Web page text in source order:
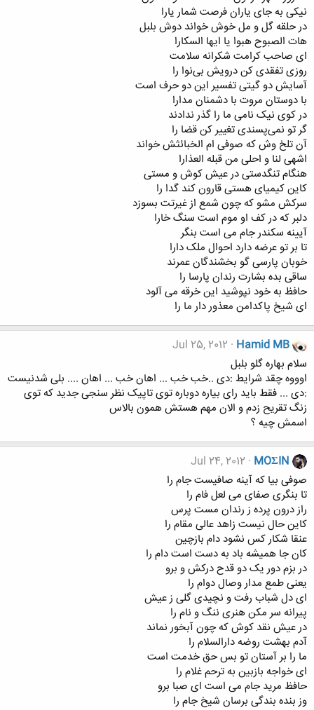
نیکی به جای یاران فرصت شمار یارا
در حلقه گل و مل خوش خواند دوش بلبل
هات الصبوح هبوا یا ایها السکارا
ای صاحب کرامت شکرانه سلامت
روزی تفقدی کن درویش بی‌نوا را
آسایش دو گیتی تفسیر این دو حرف است
با دوستان مروت با دشمنان مدارا
در کوی نیک نامی ما را گذر ندادند
گر تو نمی‌پسندی تغییر کن قضا را
آن تلخ وش که صوفی ام الخبائثش خواند
اشهی لنا و احلی من قبله العذارا
هنگام تنگدستی در عیش کوش و مستی
کاین کیمیای هستی قارون کند گدا را
سرکش مشو که چون شمع از غیرتت بسوزد
دلبر که در کف او موم است سنگ خارا
آیینه سکندر جام می است بنگر
تا بر تو عرضه دارد احوال ملک دارا
خوبان پارسی گو بخشندگان عمرند
ساقی بده بشارت رندان پارسا را
حافظ به خود نپوشید این خرقه می آلود
ای شیخ پاکدامن معذور دار ما را
Hamid MB
Jul 25, 2012
سلام بهاره گلو بلبل
اوووه چقد شرایط :دی ..خب خب ... اهان خب ... اهان .... بلی شدنیست
:دی ... فقط باید رای بیاره دوباره توی تاپیک نظر سنجی جدید که توی
زنگ تقریح زدم و الان مهم هستش همون بالاس
اسمش چیه ؟
MOΣIN
Jul 24, 2012
صوفی بیا که آینه صافیست جام را
تا بنگری صفای می لعل فام را
راز درون پرده ز رندان مست پرس
کاین حال نیست زاهد عالی مقام را
عنقا شکار کس نشود دام بازچین
کان جا همیشه باد به دست است دام را
در بزم دور یک دو قدح درکش و برو
یعنی طمع مدار وصال دوام را
ای دل شباب رفت و نچیدی گلی ز عیش
پیرانه سر مکن هنری ننگ و نام را
در عیش نقد کوش که چون آبخور نماند
آدم بهشت روضه دارالسلام را
ما را بر آستان تو بس حق خدمت است
ای خواجه بازبین به ترحم غلام را
حافظ مرید جام می است ای صبا برو
وز بنده بندگی برسان شیخ جام را